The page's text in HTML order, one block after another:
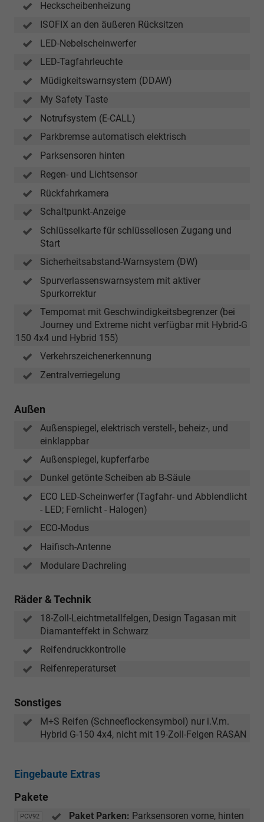
Heckscheibenheizung
ISOFIX an den äußeren Rücksitzen
LED-Nebelscheinwerfer
LED-Tagfahrleuchte
Müdigkeitswarnsystem (DDAW)
My Safety Taste
Notrufsystem (E-CALL)
Parkbremse automatisch elektrisch
Parksensoren hinten
Regen- und Lichtsensor
Rückfahrkamera
Schaltpunkt-Anzeige
Schlüsselkarte für schlüssellosen Zugang und
Start
Sicherheitsabstand-Warnsystem (DW)
Spurverlassenswarnsystem mit aktiver
Spurkorrektur
Tempomat mit Geschwindigkeitsbegrenzer (bei
Journey und Extreme nicht verfügbar mit Hybrid-G
150 4x4 und Hybrid 155)
Verkehrszeichenerkennung
Zentralverriegelung
Außen
Außenspiegel, elektrisch verstell-, beheiz-, und
einklappbar
Außenspiegel, kupferfarbe
Dunkel getönte Scheiben ab B-Säule
ECO LED-Scheinwerfer (Tagfahr- und Abblendlicht
- LED; Fernlicht - Halogen)
ECO-Modus
Haifisch-Antenne
Modulare Dachreling
Räder & Technik
18-Zoll-Leichtmetallfelgen, Design Tagasan mit
Diamanteffekt in Schwarz
Reifendruckkontrolle
Reifenreperaturset
Sonstiges
M+S Reifen (Schneeflockensymbol) nur i.V.m.
Hybrid G-150 4x4, nicht mit 19-Zoll-Felgen RASAN
Eingebaute Extras
Pakete
PCV92 Paket Parken: Parksensoren vorne, hinten